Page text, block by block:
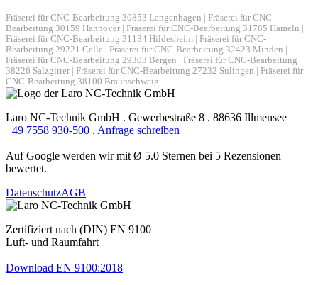
Fräserei für CNC-Bearbeitung 30853 Langenhagen | Fräserei für CNC-
Bearbeitung 30159 Hannover | Fräserei für CNC-Bearbeitung 31785 Hameln |
Fräserei für CNC-Bearbeitung 31134 Hildesheim | Fräserei für CNC-
Bearbeitung 29221 Celle | Fräserei für CNC-Bearbeitung 32423 Minden |
Fräserei für CNC-Bearbeitung 29303 Bergen | Fräserei für CNC-Bearbeitung
38226 Salzgitter | Fräserei für CNC-Bearbeitung 27232 Sulingen | Fräserei für
CNC-Bearbeitung 38100 Braunschweig
Laro NC-Technik GmbH . Gewerbestraße 8 . 88636 Illmensee
+49 7558 930-500 . Anfrage schreiben
Auf Google werden wir mit Ø 5.0 Sternen bei 5 Rezensionen
bewertet.
DatenschutzAGB
Zertifiziert nach (DIN) EN 9100
Luft- und Raumfahrt
Download EN 9100:2018